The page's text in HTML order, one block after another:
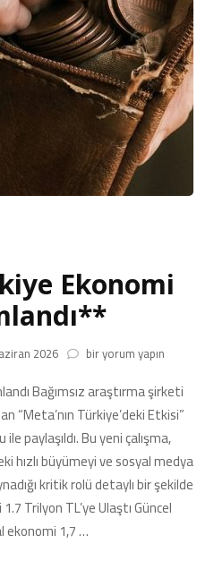
Ekonomi
2026 **Google
Ekonomi
Raporu
Yayımlandı**
için
bir yorum yapın
Bağımsız araştırma şirketi
“Meta’nın Türkiye’deki Etkisi”
paylaşıldı. Bu yeni çalışma,
hızlı büyümeyi ve sosyal medya
kritik rolü detaylı bir şekilde
Trilyon TL’ye Ulaştı Güncel
ekonomi 1,7 …